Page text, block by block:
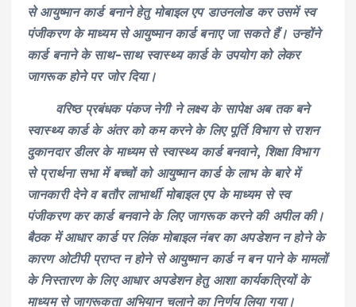
से आयुष्मान कार्ड बनाने हेतु मोबाइल एप डाउनलोड कर उसमें स्व
पंजीकरण के माध्यम से आयुष्मान कार्ड बनाए जा सकते हैं। उन्होंने
कार्ड बनाने के साथ-साथ स्वास्थ्य कार्ड के उपयोग को लेकर
जागरूक होने पर जोर दिया।
वरिष्ठ प्रबंधक पंकज नेगी ने लक्ष्य के सापेक्ष अब तक बने
स्वास्थ्य कार्ड के अंतर को कम करने के लिए पूर्ति विभाग से राशन
दुकानदार डीलर के माध्यम से स्वास्थ्य कार्ड बनवाने, शिक्षा विभाग
से प्रार्थना सभा में बच्चों को आयुष्मान कार्ड के लाभ के बारे में
जानकारी देने व बतौर लाभार्थी मोबाइल एप के माध्यम से स्व
पंजीकरण कर कार्ड बनवाने के लिए जागरूक करने की अपील की।
बैठक में आधार कार्ड पर लिंक मोबाइल नंबर का अपडेशन न होने के
कारण ओटीपी प्राप्त न होने से आयुष्मान कार्ड न बन पाने के मामलों
के निस्तारण के लिए आधार अपडेशन हेतु आशा कार्यकत्रियों के
माध्यम से जागरूकता अभियान चलाने का निर्णय लिया गया।